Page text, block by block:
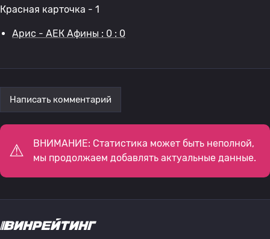
Красная карточка - 1
Арис - АЕК Афины : 0 : 0
Написать комментарий
ВНИМАНИЕ: Статистика может быть неполной,
мы продолжаем добавлять актуальные данные.